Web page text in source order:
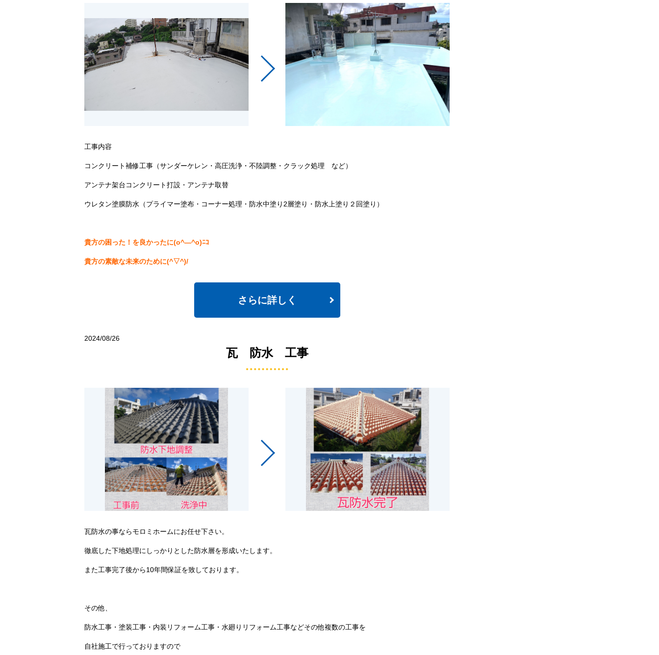
工事内容
コンクリート補修工事（サンダーケレン・高圧洗浄・不陸調整・クラック処理 など）
アンテナ架台コンクリート打設・アンテナ取替
ウレタン塗膜防水（プライマー塗布・コーナー処理・防水中塗り2層塗り・防水上塗り２回塗り）
貴方の困った！を良かったに(o^―^o)ﾆｺ
貴方の素敵な未来のために(^▽^)/
さらに詳しく
2024/08/26
瓦 防水 工事
瓦防水の事ならモロミホームにお任せ下さい。
徹底した下地処理にしっかりとした防水層を形成いたします。
また工事完了後から10年間保証を致しております。
その他、
防水工事・塗装工事・内装リフォーム工事・水廻りリフォーム工事などその他複数の工事を
自社施工で行っておりますので